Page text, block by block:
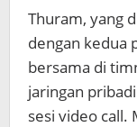
Thuram, yang
dengan kedua
bersama di
jaringan
sesi video call.